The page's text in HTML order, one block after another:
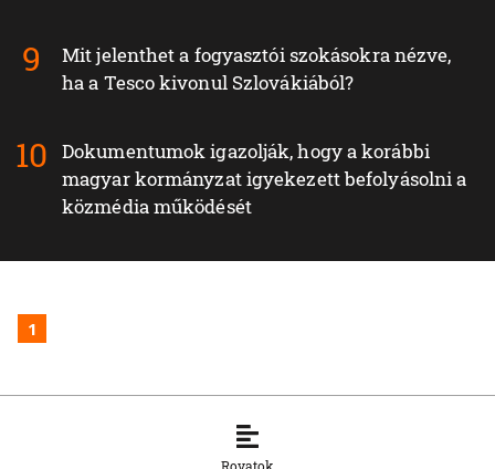
Mit jelenthet a fogyasztói szokásokra nézve,
ha a Tesco kivonul Szlovákiából?
Dokumentumok igazolják, hogy a korábbi
magyar kormányzat igyekezett befolyásolni a
közmédia működését
1
Rovatok